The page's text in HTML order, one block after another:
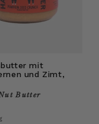
mit
und Zimt,
Butter